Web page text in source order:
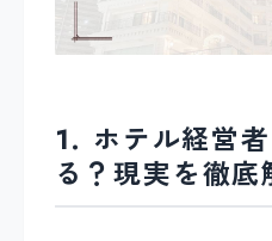
1. ホテル経営
る？現実を徹底